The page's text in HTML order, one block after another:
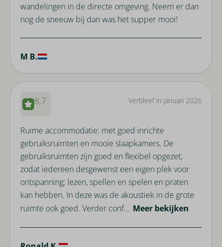
wandelingen in de directe omgeving. Neem er dan
nog de sneeuw bij dan was het supper mooi!
M B.
8,7 Verbleef in januari 2026
Ruime accommodatie: met goed inrichte
gebruiksruimten en mooie slaapkamers. De
gebruiksruimten zijn goed en flexibel opgezet,
zodat iedereen desgewenst een eigen plek voor
ontspanning; lezen, spellen en spelen en praten
kan hebben. In deze was de akoustiek in de grote
ruimte ook goed. Verder conf... Meer bekijken